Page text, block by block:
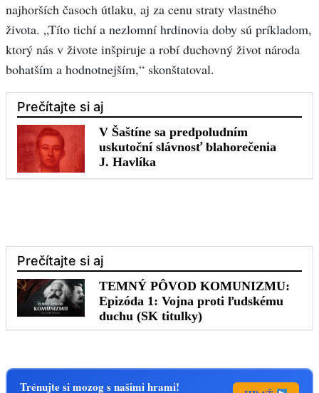
najhorších časoch útlaku, aj za cenu straty vlastného
života. „Títo tichí a nezlomní hrdinovia doby sú príkladom,
ktorý nás v živote inšpiruje a robí duchovný život národa
bohatším a hodnotnejším,“ skonštatoval.
Trénujte si mozog s našimi hrami!